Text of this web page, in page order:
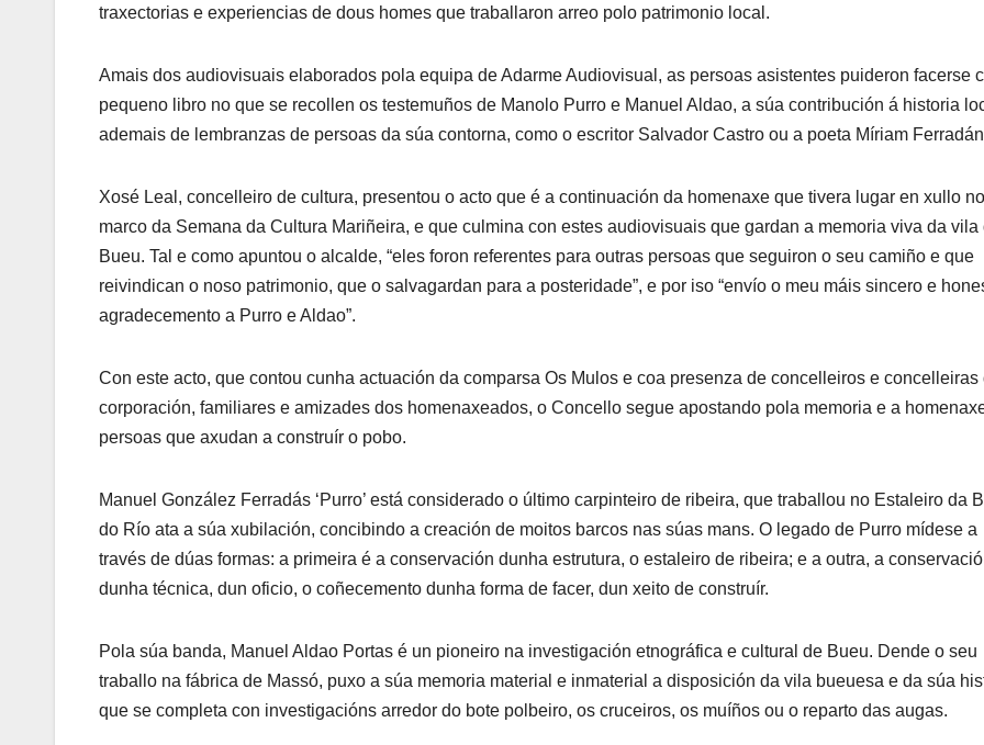
traxectorias e experiencias de dous homes que traballaron arreo polo patrimonio local.
Amais dos audiovisuais elaborados pola equipa de Adarme Audiovisual, as persoas asistentes puideron facerse
pequeno libro no que se recollen os testemuños de Manolo Purro e Manuel Aldao, a súa contribución á historia
ademais de lembranzas de persoas da súa contorna, como o escritor Salvador Castro ou a poeta Míriam
Xosé Leal, concelleiro de cultura, presentou o acto que é a continuación da homenaxe que tivera lugar en xullo no
marco da Semana da Cultura Mariñeira, e que culmina con estes audiovisuais que gardan a memoria viva da vila
Bueu. Tal e como apuntou o alcalde, “eles foron referentes para outras persoas que seguiron o seu camiño e que
reivindican o noso patrimonio, que o salvagardan para a posteridade”, e por iso “envío o meu máis sincero e
agradecemento a Purro e Aldao”.
Con este acto, que contou cunha actuación da comparsa Os Mulos e coa presenza de concelleiros e concelleiras
corporación, familiares e amizades dos homenaxeados, o Concello segue apostando pola memoria e a
persoas que axudan a construír o pobo.
Manuel González Ferradás ‘Purro’ está considerado o último carpinteiro de ribeira, que traballou no Estaleiro da
do Río ata a súa xubilación, concibindo a creación de moitos barcos nas súas mans. O legado de Purro mídese a
través de dúas formas: a primeira é a conservación dunha estrutura, o estaleiro de ribeira; e a outra, a
dunha técnica, dun oficio, o coñecemento dunha forma de facer, dun xeito de construír.
Pola súa banda, Manuel Aldao Portas é un pioneiro na investigación etnográfica e cultural de Bueu. Dende o seu
traballo na fábrica de Massó, puxo a súa memoria material e inmaterial a disposición da vila bueuesa e da súa
que se completa con investigacións arredor do bote polbeiro, os cruceiros, os muíños ou o reparto das augas.